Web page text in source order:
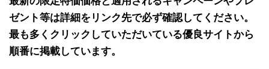
ゼント等は詳細をリンク先で必ず確認してください。
最も多くクリックしていただいている優良サイトから
順番に掲載しています。